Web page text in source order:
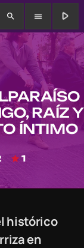
search menu play_arrow
RAÍZ Y
ÍNTIMO
1
histórico
en